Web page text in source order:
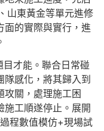
山東黃金等單元進修
面的實際與實行，進
才能。聯合日常碰
隊感化，將其歸入到
攻關，處理施工困
施工順遂停止。展開
程數值模仿+現場試